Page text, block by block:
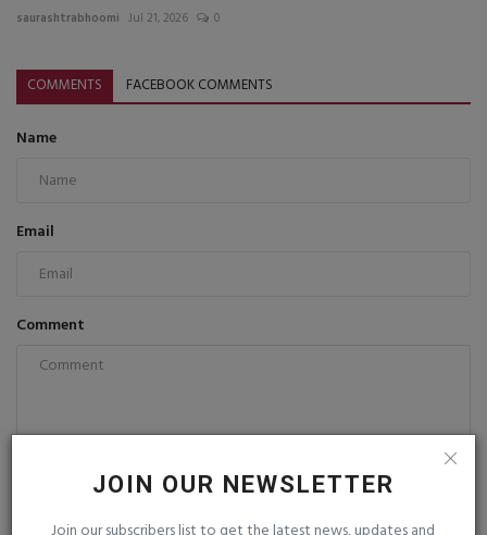
JOIN OUR NEWSLETTER
saurashtrabhoomi Jul 21, 2026 0
COMMENTS FACEBOOK COMMENTS
Name
Email
Comment
Post Comment